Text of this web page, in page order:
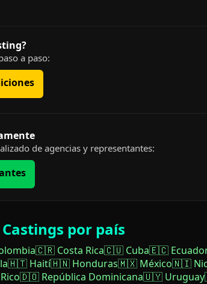
a paso:
de agencias y representantes:
Castings por país
🇨🇷 Costa Rica🇨🇺 Cuba🇪🇨
🇭🇹 Haití🇭🇳 Honduras🇲🇽 México🇳🇮
🇩🇴 República Dominicana🇺🇾 Uruguay